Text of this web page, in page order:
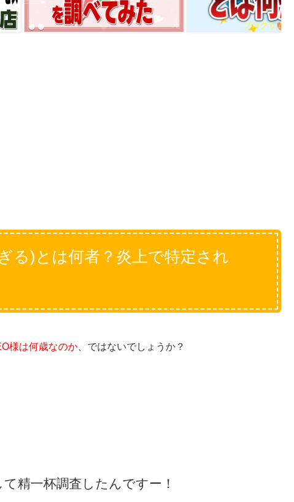
ブログサムネ
る)とは何者？炎上で特定され
様は何歳なのか 、ではないでしょうか？
精一杯調査したんですー！